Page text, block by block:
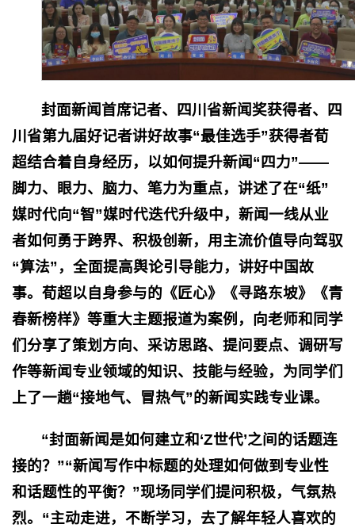
封面新闻首席记者、 四川省新闻奖获得者、
四
川省第九届好记者讲好故事“最佳选手”获得者荀
超结合着自身经历，以如何提升新闻“四力”——
脚力、眼力、脑力、笔力为重点， 讲述了在“纸”
媒时代向“智”媒时代迭代升级中， 新闻一线从业
者如何勇于跨界、积极创新，用主流价值导向驾驭
“算法”，全面提高舆论引导能力，讲好中国故
事。 荀超以自身参与的 《匠心》《寻路东坡》《青
春新榜样》等重大主题报道为案例，向老师和同学
们分享了策划 方向、采访思路、提问要点、调研写
作等新闻专业领域的知识、技能与经验，为同学们
上了一趟“接地气、冒热气”的新闻实践专业课。
“封面新闻是如何建立和‘Z世代’之间的话题连
接的？”“新闻写作中标题的处理如何做到专业性
和话题性的平衡？”现场同学们提问积极，气氛热
烈。 “主动走进， 不断学习， 去了解年轻人喜欢的